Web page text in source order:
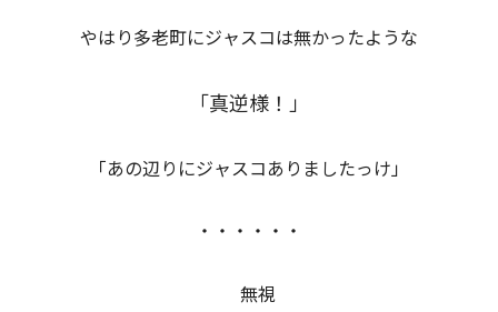
やはり多老町にジャスコは無かったような
「真逆様！」
「あの辺りにジャスコありましたっけ」
・・・・・・
無視